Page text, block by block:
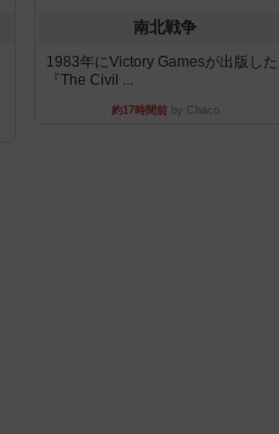
南北戦争
1983年にVictory Gamesが出版した
『The Civil ...
約17時間前by Chaco